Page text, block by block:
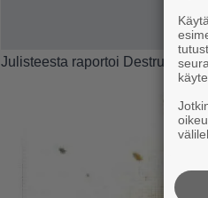
Julisteesta raportoi Destructoid.